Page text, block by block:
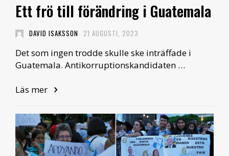
Ett frö till förändring i Guatemala
DAVID ISAKSSON 21 AUGUSTI, 2023
Det som ingen trodde skulle ske inträffade i
Guatemala. Antikorruptionskandidaten …
Läs mer